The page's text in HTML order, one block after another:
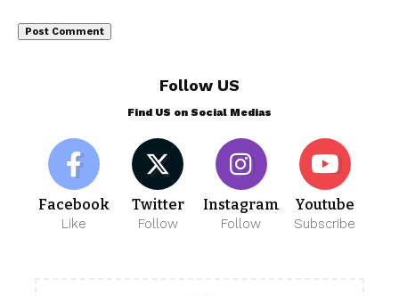
Follow US
Find US on Social Medias
Facebook
Like
Twitter
Follow
Instagram
Follow
Youtube
Subscribe